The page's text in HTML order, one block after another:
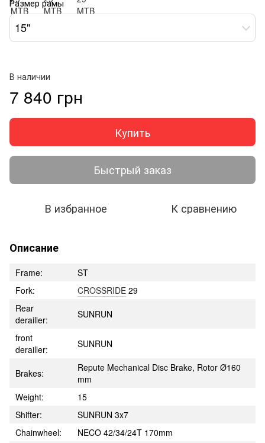
15"
В наличии
7 840 грн
Купить
Быстрый заказ
В избранное К сравнению
Описание
Frame:
ST
Fork:
CROSSRIDE 29
Rear
derailler:
SUNRUN
front
derailler:
SUNRUN
Brakes:
Repute Mechanical Disc Brake, Rotor Ø160
mm
Weight:
15
Shifter:
SUNRUN 3х7
Chainwheel:
NECO 42/34/24T 170mm